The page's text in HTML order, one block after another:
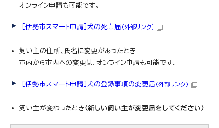
オンライン申請も可能です。
［伊勢市スマート申請］犬の死亡届 （外部リンク）
飼い主の住所、氏名に変更があったとき
市内から市内への変更は、オンライン申請も可能です。
［伊勢市スマート申請］犬の登録事項の変更届 （外部リンク）
飼い主が変わったとき（新しい飼い主が変更届をしてください）